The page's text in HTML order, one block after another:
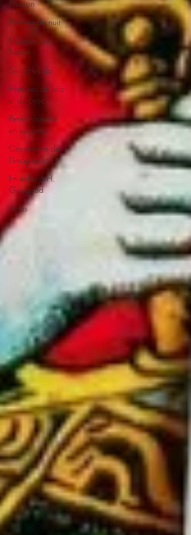
Passion
Poèmes de nuit
Histoires des
News
Série-Hebdo
Histoires de bric
et de broc
Petite nouvelle
en suspens
Grammaire de
l'imagination
En écho à H.
Gougaud
Actus